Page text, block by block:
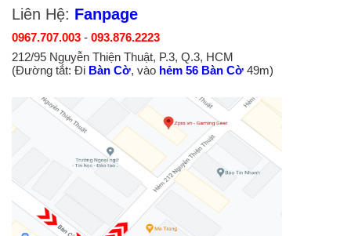
Liên Hệ: Fanpage
0967.707.003 - 093.876.2223
212/95 Nguyễn Thiện Thuật, P.3, Q.3, HCM
(Đường tắt: Đi Bàn Cờ, vào hẻm 56 Bàn Cờ 49m)